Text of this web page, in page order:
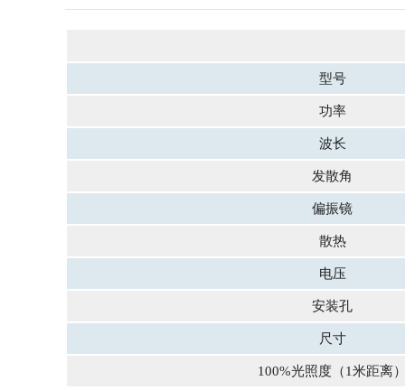
型号
功率
波长
发散角
偏振镜
散热
电压
安装孔
尺寸
100%光照度（1米距离